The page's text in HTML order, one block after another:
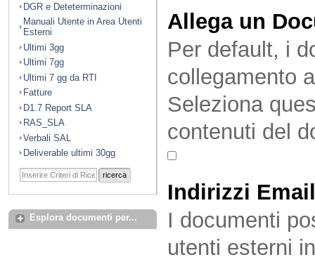
DGR e Deteterminazioni
Manuali Utente in Area Utenti
Esterni
Ultimi 3gg
Ultimi 7gg
Ultimi 7 gg da RTI
Fatture
D1.7 Report SLA
RAS_SLA
Verbali SAL
Deliverable ultimi 30gg
ricerca
Esplora documenti per...
Allega un
Per default, i
collegamento
Seleziona
contenuti del
Indirizzi Email
I documenti
utenti esterni